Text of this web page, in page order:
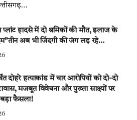
हादसे में दो श्रमिकों की मौत, इलाज के
दम”तीन अब भी जिंदगी की जंग लड़ रहे…
दोहरे हत्याकांड में चार आरोपियों को दो-दो
मजबूत विवेचना और पुख्ता साक्ष्यों पर
बड़ा फैसला!